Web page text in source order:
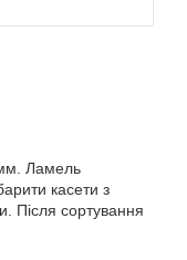
Ламель
касети з
Після сортування